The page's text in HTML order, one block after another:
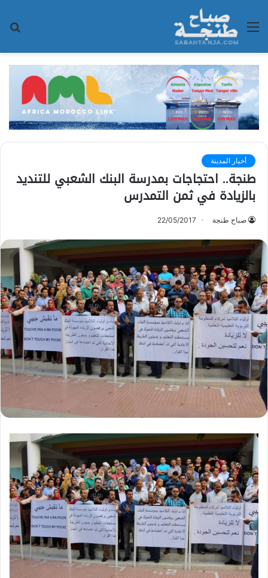
القائمة
أخبار المدينة
طنجة.. احتجاجات بمدرسة البنك الشعبي للتنديد
بالزيادة في ثمن التمدرس
صباح طنجة 22/05/2017